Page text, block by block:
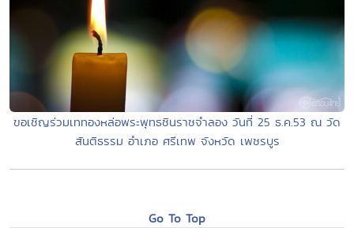
ขอเชิญร่วมเททองหล่อพระพุทธชินราชจำลอง วันที่ 25 ธ.ค.53 ณ วัด
สันติธรรม อำเภอ ศรีเทพ จังหวัด เพชรบูร
Go To Top